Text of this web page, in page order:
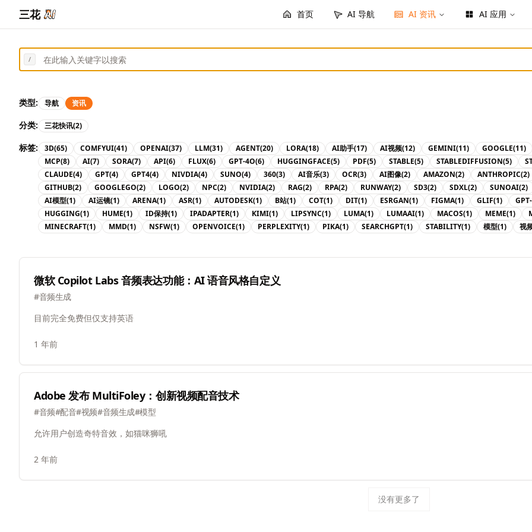
三花 首页 AI 导航 AI 资讯 AI 应用
/
类型: 导航 资讯
分类: 三花快讯(2)
标签: 3D(65) COMFYUI(41) OPENAI(37) LLM(31) AGENT(20) LORA(18) AI助手(17) AI视频(12) GEMINI(11) GOOGLE(11)
MCP(8) AI(7) SORA(7) API(6) FLUX(6) GPT-4O(6) HUGGINGFACE(5) PDF(5) STABLE(5) STABLEDIFFUSION(5)
CLAUDE(4) GPT(4) GPT4(4) NIVDIA(4) SUNO(4) 360(3) AI音乐(3) OCR(3) AI图像(2) AMAZON(2) ANTHROPIC(2)
GITHUB(2) GOOGLEGO(2) LOGO(2) NPC(2) NVIDIA(2) RAG(2) RPA(2) RUNWAY(2) SD3(2) SDXL(2) SUNOAI(2)
AI模型(1) AI运镜(1) ARENA(1) ASR(1) AUTODESK(1) B站(1) COT(1) DIT(1) ESRGAN(1) FIGMA(1) GLIF(1)
HUGGING(1) HUME(1) ID保持(1) IPADAPTER(1) KIMI(1) LIPSYNC(1) LUMA(1) LUMAAI(1) MACOS(1) MEME(1)
MINECRAFT(1) MMD(1) NSFW(1) OPENVOICE(1) PERPLEXITY(1) PIKA(1) SEARCHGPT(1) STABILITY(1) 模型(1) 视
微软 Copilot Labs 音频表达功能：AI 语音风格自定义
#音频生成
目前完全免费但仅支持英语
1 年前
Adobe 发布 MultiFoley：创新视频配音技术
#音频#配音#视频#音频生成#模型
允许用户创造奇特音效，如猫咪狮吼
2 年前
没有更多了